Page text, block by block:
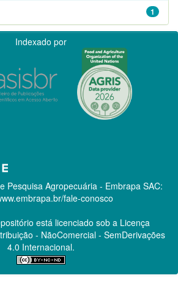
1
Indexado por
Pesquisa Agropecuária - Embrapa SAC:
fale-conosco
está licenciado sob a Licença
- NãoComercial - SemDerivações
4.0 Internacional.